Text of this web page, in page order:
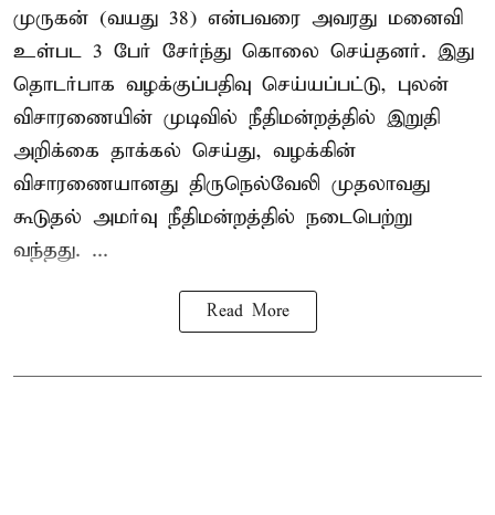
முருகன் (வயது 38) என்பவரை அவரது மனைவி
உள்பட 3 பேர் சேர்ந்து கொலை செய்தனர். இது
தொடர்பாக வழக்குப்பதிவு செய்யப்பட்டு, புலன்
விசாரணையின் முடிவில் நீதிமன்றத்தில் இறுதி
அறிக்கை தாக்கல் செய்து, வழக்கின்
விசாரணையானது திருநெல்வேலி முதலாவது
கூடுதல் அமர்வு நீதிமன்றத்தில் நடைபெற்று
வந்தது. ...
Read More